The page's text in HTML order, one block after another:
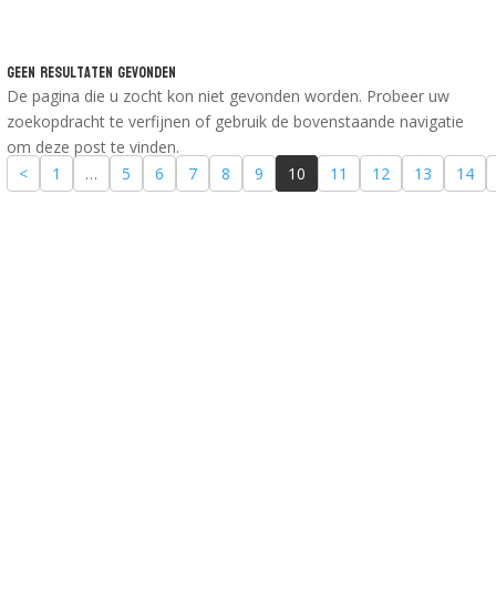
Geen Resultaten Gevonden
De pagina die u zocht kon niet gevonden worden. Probeer uw
zoekopdracht te verfijnen of gebruik de bovenstaande navigatie
om deze post te vinden.
<
1 … 5 6 7 8 9 10 11 12 13 14